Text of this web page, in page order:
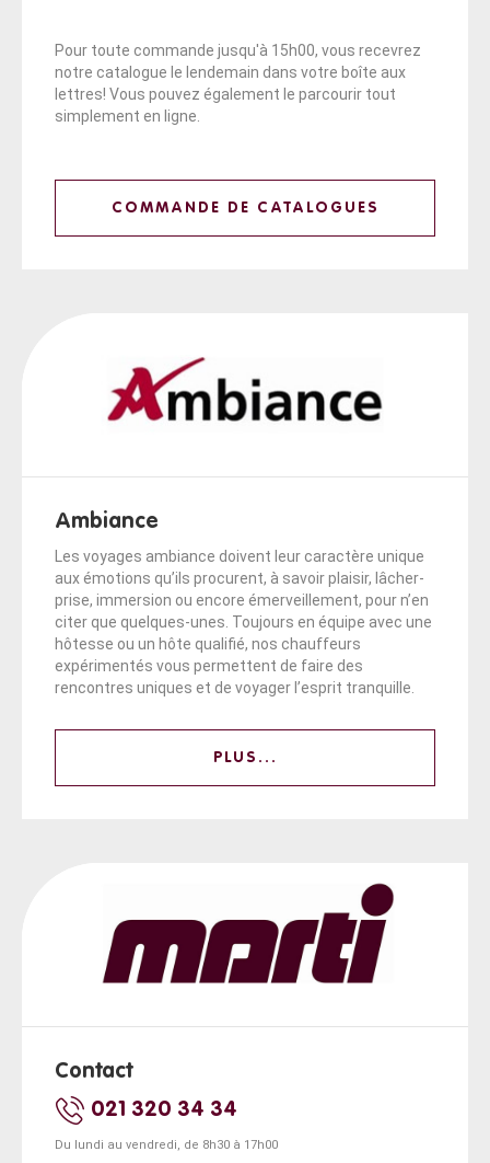
Pour toute commande jusqu'à 15h00, vous recevrez
notre catalogue le lendemain dans votre boîte aux
lettres! Vous pouvez également le parcourir tout
simplement en ligne.
COMMANDE DE CATALOGUES
Ambiance
Les voyages ambiance doivent leur caractère unique
aux émotions qu’ils procurent, à savoir plaisir, lâcher-
prise, immersion ou encore émerveillement, pour n’en
citer que quelques-unes. Toujours en équipe avec une
hôtesse ou un hôte qualifié, nos chauffeurs
expérimentés vous permettent de faire des
rencontres uniques et de voyager l’esprit tranquille.
PLUS...
Contact
021 320 34 34
Du lundi au vendredi, de 8h30 à 17h00